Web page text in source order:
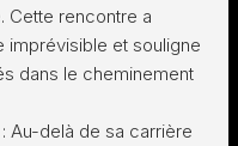
Cette rencontre a
imprévisible et souligne
dans le cheminement
: Au-delà de sa carrière